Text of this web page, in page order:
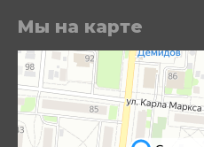
Мы на карте